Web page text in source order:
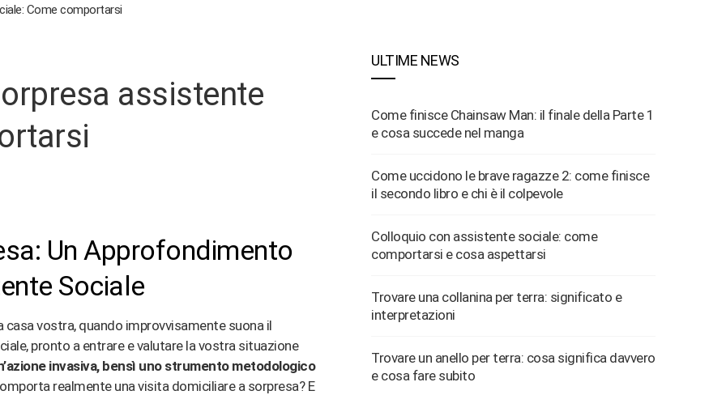
Come comportarsi
assistente
Un Approfondimento
Sociale
vostra, quando improvvisamente suona il
pronto a entrare e valutare la vostra situazione
invasiva, bensì uno strumento metodologico
realmente una visita domiciliare a sorpresa? E
ULTIME NEWS
Come finisce Chainsaw Man: il finale della Parte 1
e cosa succede nel manga
Come uccidono le brave ragazze 2: come finisce
il secondo libro e chi è il colpevole
Colloquio con assistente sociale: come
comportarsi e cosa aspettarsi
Trovare una collanina per terra: significato e
interpretazioni
Trovare un anello per terra: cosa significa davvero
e cosa fare subito